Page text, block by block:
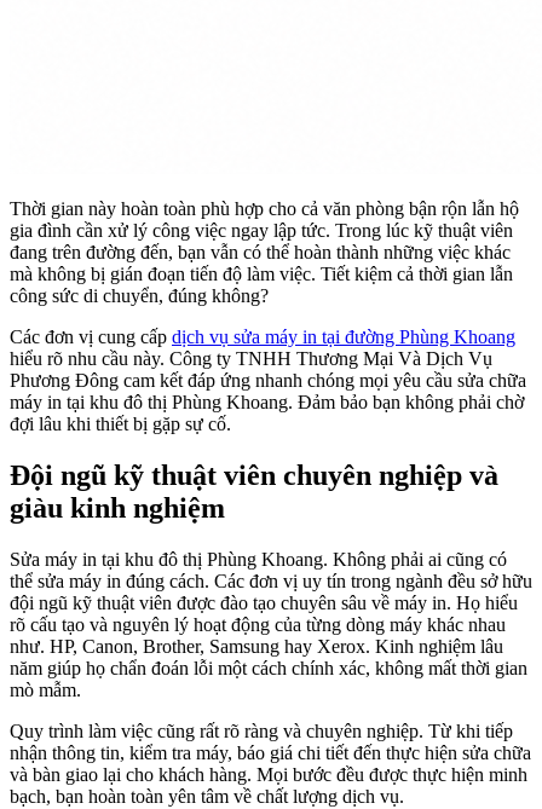
Thời gian này hoàn toàn phù hợp cho cả văn phòng bận rộn lẫn hộ
gia đình cần xử lý công việc ngay lập tức. Trong lúc kỹ thuật viên
đang trên đường đến, bạn vẫn có thể hoàn thành những việc khác
mà không bị gián đoạn tiến độ làm việc. Tiết kiệm cả thời gian lẫn
công sức di chuyển, đúng không?
Các đơn vị cung cấp dịch vụ sửa máy in tại đường Phùng Khoang
hiểu rõ nhu cầu này. Công ty TNHH Thương Mại Và Dịch Vụ
Phương Đông cam kết đáp ứng nhanh chóng mọi yêu cầu sửa chữa
máy in tại khu đô thị Phùng Khoang. Đảm bảo bạn không phải chờ
đợi lâu khi thiết bị gặp sự cố.
Đội ngũ kỹ thuật viên chuyên nghiệp và
giàu kinh nghiệm
Sửa máy in tại khu đô thị Phùng Khoang. Không phải ai cũng có
thể sửa máy in đúng cách. Các đơn vị uy tín trong ngành đều sở hữu
đội ngũ kỹ thuật viên được đào tạo chuyên sâu về máy in. Họ hiểu
rõ cấu tạo và nguyên lý hoạt động của từng dòng máy khác nhau
như. HP, Canon, Brother, Samsung hay Xerox. Kinh nghiệm lâu
năm giúp họ chẩn đoán lỗi một cách chính xác, không mất thời gian
mò mẫm.
Quy trình làm việc cũng rất rõ ràng và chuyên nghiệp. Từ khi tiếp
nhận thông tin, kiểm tra máy, báo giá chi tiết đến thực hiện sửa chữa
và bàn giao lại cho khách hàng. Mọi bước đều được thực hiện minh
bạch, bạn hoàn toàn yên tâm về chất lượng dịch vụ.